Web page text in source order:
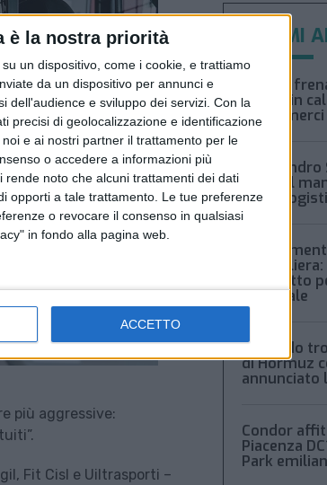
è la nostra priorità
un dispositivo, come i cookie, e trattiamo
da un dispositivo per annunci e
dell'audience e sviluppo dei servizi. Con la
precisi di geolocalizzazione e identificazione
e ai nostri partner il trattamento per le
o accedere a informazioni più
rende noto che alcuni trattamenti dei dati
opporti a tale trattamento. Le tue preferenze
o revocare il consenso in qualsiasi
in fondo alla pagina web.
ACCETTO
più aggressive:
Fit Cisl e Uiltrasporti –
ULTIMI
Xeneta
tariffe in
aereo merci
general
Food
della
pacchetto
aziendale
“Accordo
di Hormuz
annunciato
Condor
Piacenza
Park